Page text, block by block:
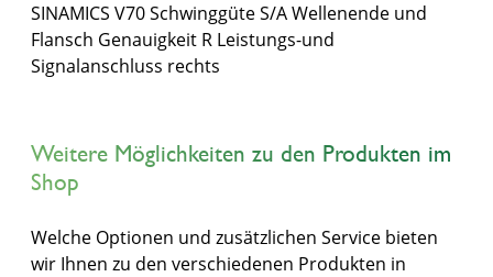
SINAMICS V70 Schwinggüte S/A Wellenende und
Flansch Genauigkeit R Leistungs-und
Signalanschluss rechts
Weitere Möglichkeiten zu den Produkten im
Shop
Welche Optionen und zusätzlichen Service bieten
wir Ihnen zu den verschiedenen Produkten in